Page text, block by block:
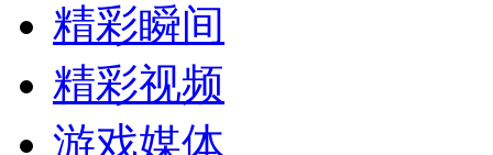
精彩瞬间
精彩视频
游戏媒体